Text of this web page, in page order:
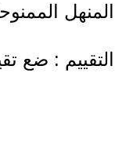
المنهل
التقييم : ضع